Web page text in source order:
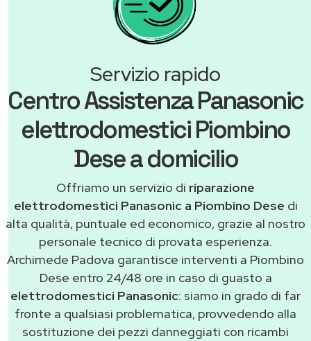
Servizio rapido
Centro Assistenza Panasonic
elettrodomestici Piombino
Dese a domicilio
Offriamo un servizio di riparazione
elettrodomestici Panasonic a Piombino Dese di
alta qualità, puntuale ed economico, grazie al nostro
personale tecnico di provata esperienza.
Archimede Padova garantisce interventi a Piombino
Dese entro 24/48 ore in caso di guasto a
elettrodomestici Panasonic: siamo in grado di far
fronte a qualsiasi problematica, provvedendo alla
sostituzione dei pezzi danneggiati con ricambi